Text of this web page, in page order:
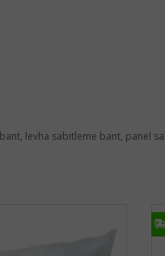
levha sabitleme bant, panel